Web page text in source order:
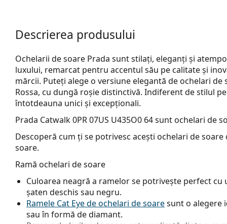
Descrierea produsului
Ochelarii de soare Prada sunt stilați, eleganți și
luxului, remarcat pentru accentul său pe calitate și
mărcii. Puteți alege o versiune elegantă de ochelari
Rossa, cu dungă roșie distinctivă. Indiferent de stilul
întotdeauna unici și excepționali.
Prada Catwalk 0PR 07US U435O0 64sunt ochelari de
Descoperă cum ți se potrivesc acești ochelari de
soare.
Ramă ochelari de soare
Culoarea neagră a ramelor se potrivește perfect
șaten deschis sau negru.
Ramele Cat Eye de ochelari de soaresunt o alegere
sau în formă de diamant.